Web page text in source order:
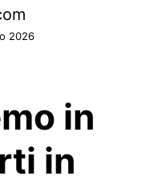
2026
in
in